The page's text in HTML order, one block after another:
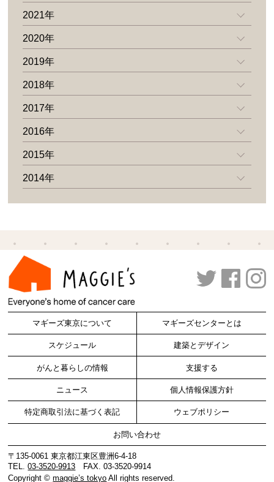
2021年
2020年
2019年
2018年
2017年
2016年
2015年
2014年
マギーズ東京について マギーズセンターとは
スケジュール 建築とデザイン
がんと暮らしの情報 支援する
ニュース 個人情報保護方針
特定商取引法に基づく表記 ウェブポリシー
お問い合わせ
〒135-0061 東京都江東区豊洲6-4-18
TEL.03-3520-9913 FAX. 03-3520-9914
Copyright ©maggie’s tokyo All rights reserved.